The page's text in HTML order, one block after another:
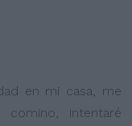
en mi casa, me
intentaré